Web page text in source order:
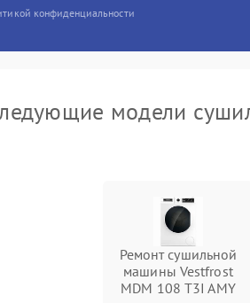
конфиденциальности
модели
Ремонт сушильной
машины Vestfrost
MDM 108 T3I AMY